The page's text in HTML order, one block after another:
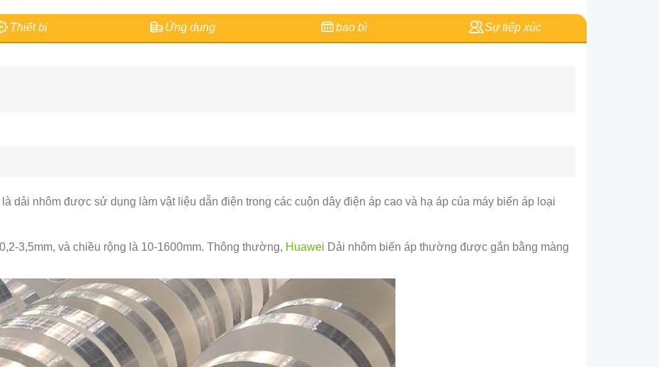
Thiết bị Ứng dụng bao bì Sự tiếp xúc
dải nhôm được sử dụng làm vật liệu dẫn điện trong các cuộn dây điện áp cao và hạ áp của máy biến áp loại
3,5mm, và chiều rộng là 10-1600mm. Thông thường, Huawei Dải nhôm biến áp thường được gắn bằng màng